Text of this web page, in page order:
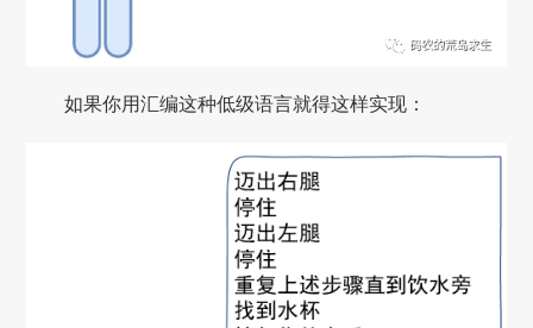
如果你用汇编这种低级语言就得这样实现：